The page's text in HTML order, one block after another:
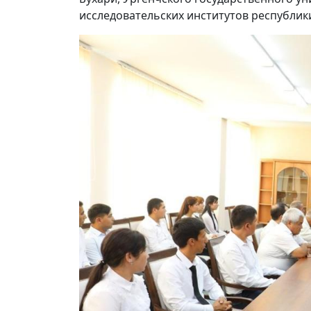
исследовательских институтов